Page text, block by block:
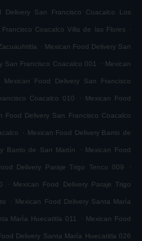
Delivery San Francisco Coacalco Los
Coacalco Villa de las Flores .
. Mexican Food Delivery San
San Francisco Coacalco 001 . Mexican
Mexican Food Delivery San Francisco
Coacalco 010 . Mexican Food
Food Delivery San Francisco Coacalco
. Mexican Food Delivery Barrio de
Barrio de San Martín . Mexican Food
Delivery Paraje Trigo Tenco 009 .
. Mexican Food Delivery Paraje Trigo
. Mexican Food Delivery Santa María
María Huecatitla 011 . Mexican Food
Delivery Santa María Huecatitla 026